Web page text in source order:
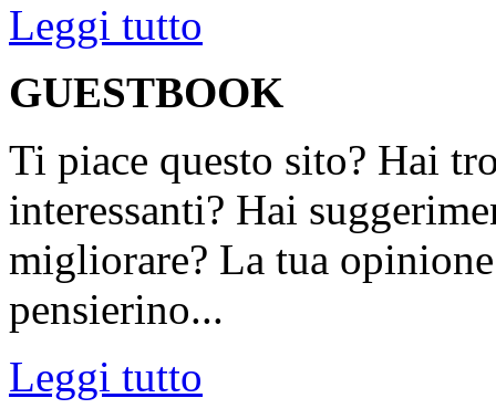
Leggi tutto
GUESTBOOK
Ti piace questo sito? Hai
interessanti? Hai
migliorare? La tua
pensierino...
Leggi tutto